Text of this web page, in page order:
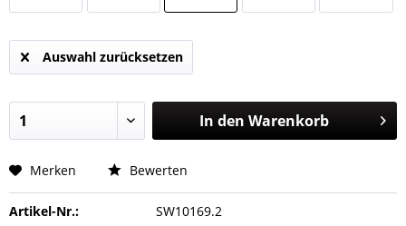
Auswahl zurücksetzen
In den Warenkorb
Merken Bewerten
Artikel-Nr.: SW10169.2